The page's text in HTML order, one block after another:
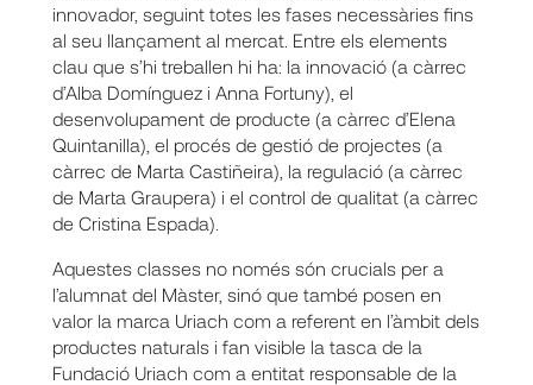
innovador, seguint totes les fases necessàries fins
al seu llançament al mercat. Entre els elements
clau que s’hi treballen hi ha: la innovació (a càrrec
d’Alba Domínguez i Anna Fortuny), el
desenvolupament de producte (a càrrec d’Elena
Quintanilla), el procés de gestió de projectes (a
càrrec de Marta Castiñeira), la regulació (a càrrec
de Marta Graupera) i el control de qualitat (a càrrec
de Cristina Espada).
Aquestes classes no només són crucials per a
l’alumnat del Màster, sinó que també posen en
valor la marca Uriach com a referent en l’àmbit dels
productes naturals i fan visible la tasca de la
Fundació Uriach com a entitat responsable de la